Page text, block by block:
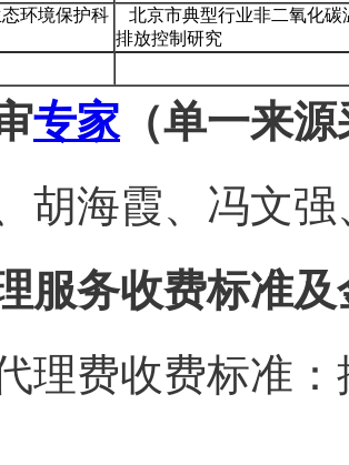
环境保护科
北京市典型行业非二氧化碳
排放控制研究
专家 （单一来
胡海霞、冯文
服务收费标准及
理费收费标准